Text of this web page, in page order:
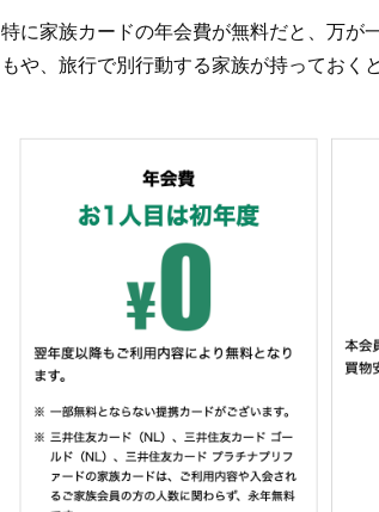
特に家族カードの年会費が無料だと、万が
もや、旅行で別行動する家族が持っておく